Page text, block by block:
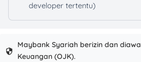
developer tertentu)
Maybank Syariah berizin dan
Keuangan (OJK).